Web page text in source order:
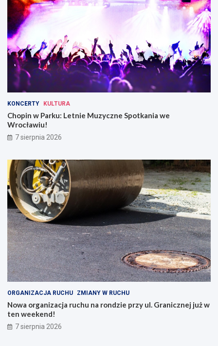
KONCERTY KULTURA
Chopin w Parku: Letnie Muzyczne Spotkania we
Wrocławiu!
7 sierpnia 2026
ORGANIZACJA RUCHU ZMIANY W RUCHU
Nowa organizacja ruchu na rondzie przy ul. Granicznej już w
ten weekend!
7 sierpnia 2026